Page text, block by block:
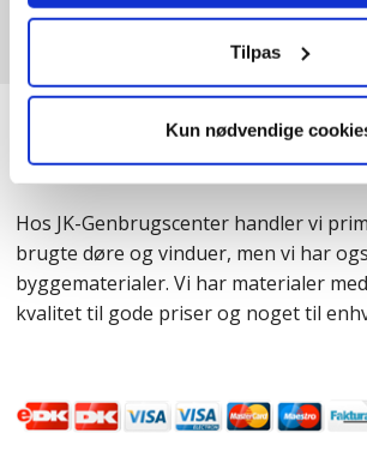
Tilpas
Kun nødvendige
JK-Genbrugscenter
Hos JK-Genbrugscenter handler vi
brugte døre og vinduer, men vi har
byggematerialer. Vi har materialer
kvalitet til gode priser og noget til